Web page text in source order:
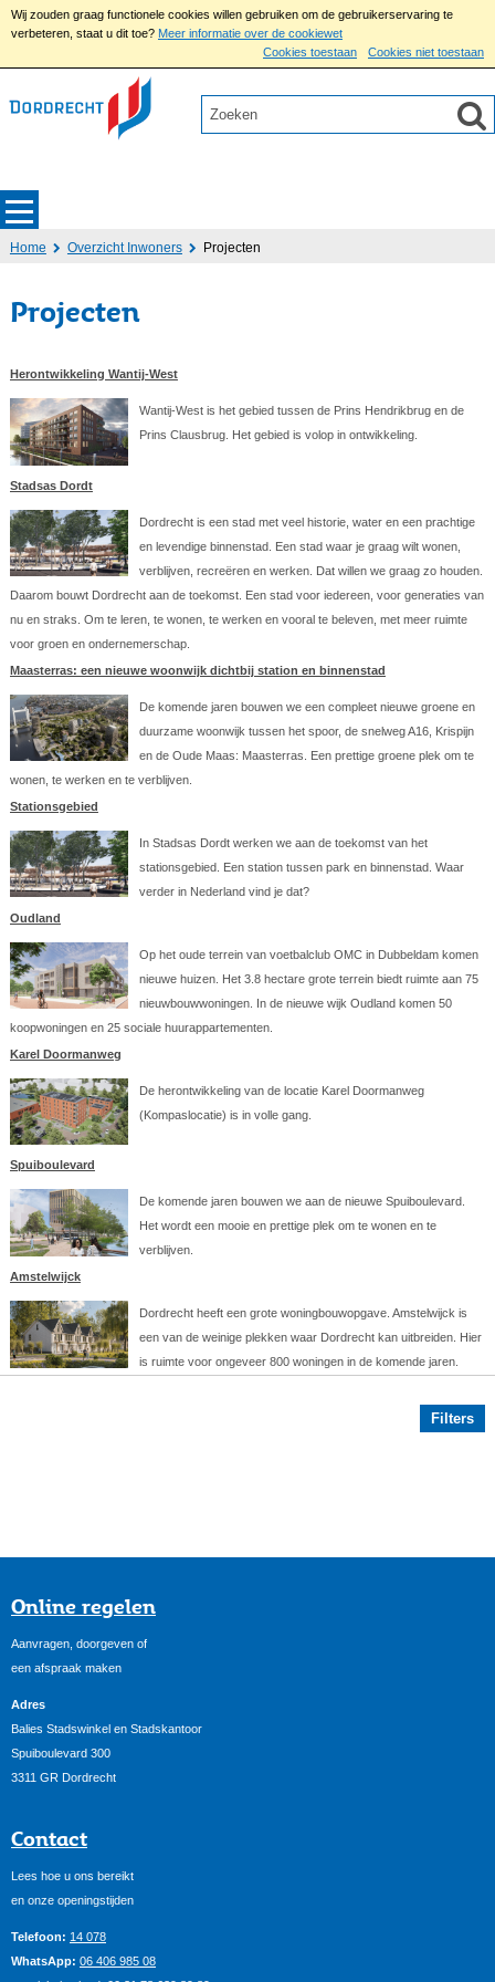
Wij zouden graag functionele cookies willen gebruiken om de gebruikerservaring te
verbeteren, staat u dit toe? Meer informatie over de cookiewet
Cookies toestaan
Cookies niet toestaan
Home Overzicht Inwoners Projecten
Projecten
Herontwikkeling Wantij-West
Wantij-West is het gebied tussen de Prins Hendrikbrug en de
Prins Clausbrug. Het gebied is volop in ontwikkeling.
Stadsas Dordt
Dordrecht is een stad met veel historie, water en een prachtige
en levendige binnenstad. Een stad waar je graag wilt wonen,
verblijven, recreëren en werken. Dat willen we graag zo houden.
Daarom bouwt Dordrecht aan de toekomst. Een stad voor iedereen, voor generaties van
nu en straks. Om te leren, te wonen, te werken en vooral te beleven, met meer ruimte
voor groen en ondernemerschap.
Maasterras: een nieuwe woonwijk dichtbij station en binnenstad
De komende jaren bouwen we een compleet nieuwe groene en
duurzame woonwijk tussen het spoor, de snelweg A16, Krispijn
en de Oude Maas: Maasterras. Een prettige groene plek om te
wonen, te werken en te verblijven.
Stationsgebied
In Stadsas Dordt werken we aan de toekomst van het
stationsgebied. Een station tussen park en binnenstad. Waar
verder in Nederland vind je dat?
Oudland
Op het oude terrein van voetbalclub OMC in Dubbeldam komen
nieuwe huizen. Het 3.8 hectare grote terrein biedt ruimte aan 75
nieuwbouwwoningen. In de nieuwe wijk Oudland komen 50
koopwoningen en 25 sociale huurappartementen.
Karel Doormanweg
De herontwikkeling van de locatie Karel Doormanweg
(Kompaslocatie) is in volle gang.
Spuiboulevard
De komende jaren bouwen we aan de nieuwe Spuiboulevard.
Het wordt een mooie en prettige plek om te wonen en te
verblijven.
Amstelwijck
Dordrecht heeft een grote woningbouwopgave. Amstelwijck is
een van de weinige plekken waar Dordrecht kan uitbreiden. Hier
is ruimte voor ongeveer 800 woningen in de komende jaren.
Filters
Online regelen
Aanvragen, doorgeven of
een afspraak maken
Adres
Balies Stadswinkel en Stadskantoor
Spuiboulevard 300
3311 GR Dordrecht
Contact
Lees hoe u ons bereikt
en onze openingstijden
Telefoon: 14 078
WhatsApp: 06 406 985 08